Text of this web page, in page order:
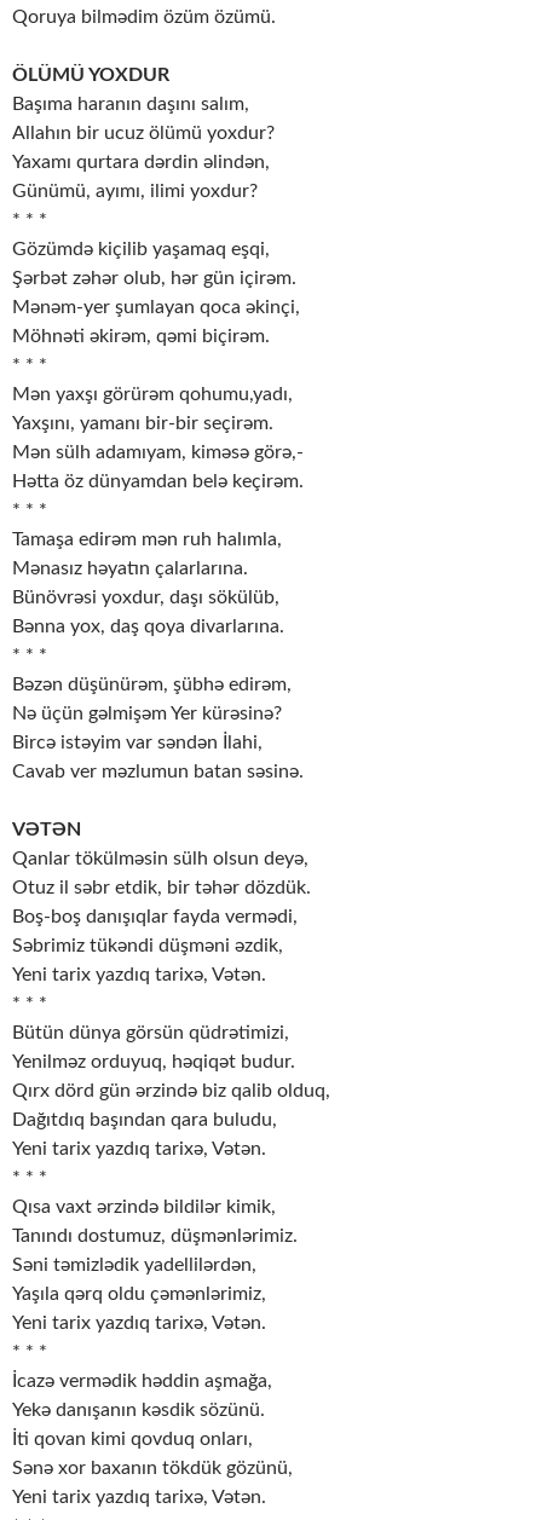
Qoruya bilmədim özüm özümü.
ÖLÜMÜ YOXDUR
Başıma haranın daşını salım,
Allahın bir ucuz ölümü yoxdur?
Yaxamı qurtara dərdin əlindən,
Günümü, ayımı, ilimi yoxdur?
* * *
Gözümdə kiçilib yaşamaq eşqi,
Şərbət zəhər olub, hər gün içirəm.
Mənəm-yer şumlayan qoca əkinçi,
Möhnəti əkirəm, qəmi biçirəm.
* * *
Mən yaxşı görürəm qohumu,yadı,
Yaxşını, yamanı bir-bir seçirəm.
Mən sülh adamıyam, kiməsə görə,-
Hətta öz dünyamdan belə keçirəm.
* * *
Tamaşa edirəm mən ruh halımla,
Mənasız həyatın çalarlarına.
Bünövrəsi yoxdur, daşı sökülüb,
Bənna yox, daş qoya divarlarına.
* * *
Bəzən düşünürəm, şübhə edirəm,
Nə üçün gəlmişəm Yer kürəsinə?
Bircə istəyim var səndən İlahi,
Cavab ver məzlumun batan səsinə.
VƏTƏN
Qanlar tökülməsin sülh olsun deyə,
Otuz il səbr etdik, bir təhər dözdük.
Boş-boş danışıqlar fayda vermədi,
Səbrimiz tükəndi düşməni əzdik,
Yeni tarix yazdıq tarixə, Vətən.
* * *
Bütün dünya görsün qüdrətimizi,
Yenilməz orduyuq, həqiqət budur.
Qırx dörd gün ərzində biz qalib olduq,
Dağıtdıq başından qara buludu,
Yeni tarix yazdıq tarixə, Vətən.
* * *
Qısa vaxt ərzində bildilər kimik,
Tanındı dostumuz, düşmənlərimiz.
Səni təmizlədik yadellilərdən,
Yaşıla qərq oldu çəmənlərimiz,
Yeni tarix yazdıq tarixə, Vətən.
* * *
İcazə vermədik həddin aşmağa,
Yekə danışanın kəsdik sözünü.
İti qovan kimi qovduq onları,
Sənə xor baxanın tökdük gözünü,
Yeni tarix yazdıq tarixə, Vətən.